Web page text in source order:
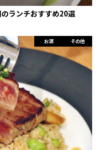
ランチおすすめ20選
お酒 その他